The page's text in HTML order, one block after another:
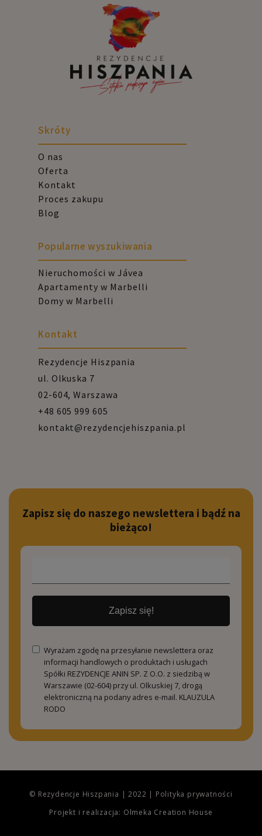
Skróty
O nas
Oferta
Kontakt
Proces zakupu
Blog
Popularne wyszukiwania
Nieruchomości w Jávea
Apartamenty w Marbelli
Domy w Marbelli
Kontakt
Rezydencje Hiszpania
ul. Olkuska 7
02-604, Warszawa
+48 605 999 605
kontakt@rezydencjehiszpania.pl
Zapisz się do naszego newslettera i bądź na
bieżąco!
Zapisz się!
Wyrażam zgodę na przesyłanie newslettera oraz
informacji handlowych o produktach i usługach
Spółki REZYDENCJE ANIN SP. Z O.O. z siedzibą w
Warszawie (02-604) przy ul. Olkuskiej 7, drogą
elektroniczną na podany adres e-mail. KLAUZULA
RODO
© Rezydencje Hiszpania | 2022 | Polityka prywatności
Projekt i realizacja: Olmeka Creation House